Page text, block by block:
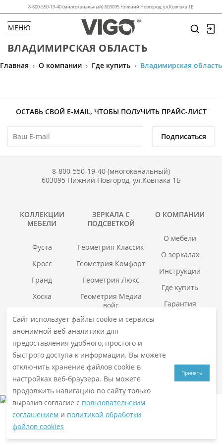
8-800-550-19-40 (многоканальный) 603095 Нижний Новгород, ул.Ковпака 1Б
МЕНЮ
ВЛАДИМИРСКАЯ ОБЛАСТЬ
Главная › О компании › Где купить › Владимирская область
ОСТАВЬ СВОЙ E-MAIL, ЧТОБЫ ПОЛУЧИТЬ ПРАЙС-ЛИСТ
Подписаться
8-800-550-19-40 (многоканальный)
603095 Нижний Новгород, ул.Ковпака 1Б
КОЛЛЕКЦИИ
МЕБЕЛИ
Фуста
Кросс
Гранд
Хоска
ЗЕРКАЛА С
ПОДСВЕТКОЙ
Геометрия Классик
Геометрия Комфорт
Геометрия Люкс
Геометрия Медиа
войс
Смотреть все →
О КОМПАНИИ
О мебели
О зеркалах
Инструкции
Где купить
Гарантия
© 2026VIGO. Все права защищены
Политика конфиденциальности
Принять
Сайт использует файлы cookie и сервисы
анонимной веб-аналитики для
предоставления удобного, простого и
быстрого доступа к информации. Вы можете
отключить хранение файлов cookie в
настройках веб-браузера. Вы можете
продолжить навигацию по сайту только
выразив согласие с пользовательским
соглашением и политикой обработки
файлов cookies